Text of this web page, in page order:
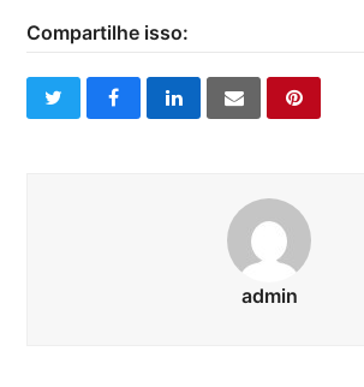
Compartilhe isso:
twitterfacebooklinkedinemail pinterest
admin